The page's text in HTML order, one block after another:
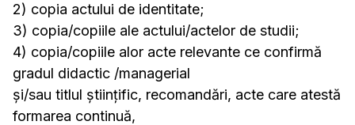
2) copia actului de identitate;
3) copia/copiile ale actului/actelor de studii;
4) copia/copiile alor acte relevante ce confirmă
gradul didactic /managerial
și/sau titlul științific, recomandări, acte care atestă
formarea continuă,